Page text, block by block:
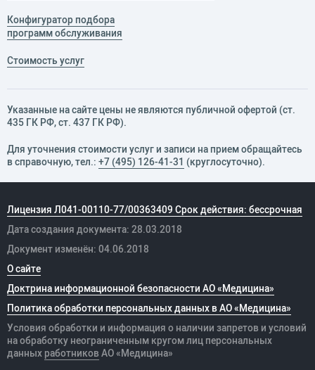
Конфигуратор подбора
программ обслуживания
Стоимость услуг
Указанные на сайте цены не являются публичной офертой (ст.
435 ГК РФ, cт. 437 ГК РФ).
Для уточнения стоимости услуг и записи на прием обращайтесь
в справочную, тел.: +7 (495) 126-41-31 (круглосуточно).
Лицензия Л041-00110-77/00363409 Срок действия: бессрочная
Дата создания документа: 28.03.2018
Документ изменён: 04.06.2018
О сайте
Доктрина информационной безопасности АО «Медицина»
Политика обработки персональных данных в АО «Медицина»
Условия обработки и информация о наличии запретов и условий
на обработку неограниченным кругом лиц персональных
данных работников АО «Медицина»